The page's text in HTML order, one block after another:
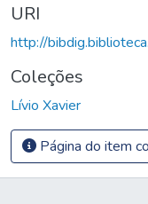
URI
http://
Coleções
Lívio Xavier
Página do item